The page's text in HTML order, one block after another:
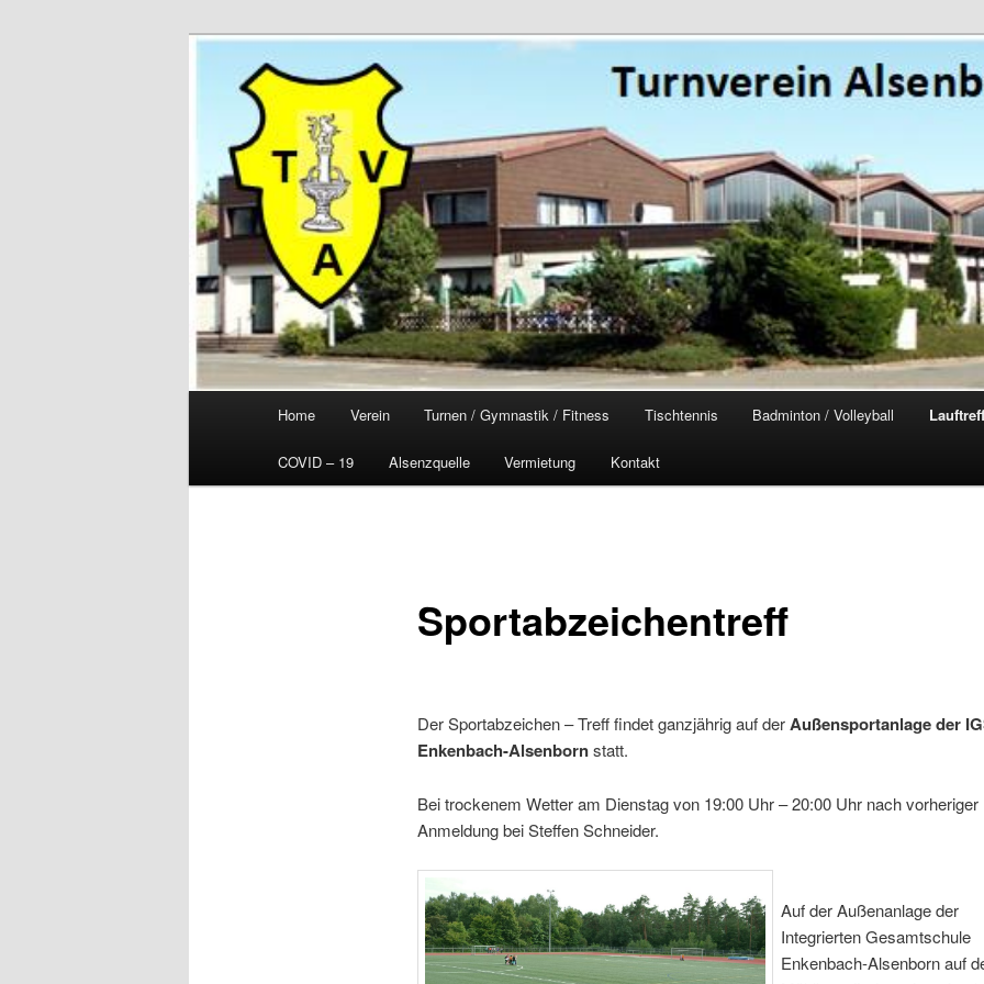
Home Verein Turnen / Gymnastik / Fitness Tischtennis Badminton / Volleyball
COVID – 19 Alsenzquelle Vermietung Kontakt
Sportabzeichentreff
Der Sportabzeichen – Treff findet ganzjährig auf derAußensportanlage der
Enkenbach-Alsenbornstatt.
Bei trockenem Wetter am Dienstag von 19:00 Uhr – 20:00 Uhr nach vorheriger
Anmeldung bei Steffen Schneider.
Auf der Außenanlage der
Integrierten Gesamtschule
Enkenbach-Alsenborn auf